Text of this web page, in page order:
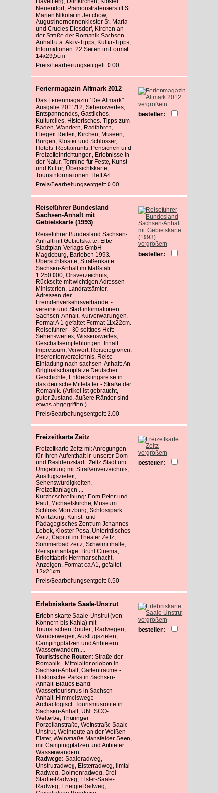
Neuendorf, Prämonstratenserstift St.
Marien Nikolai in Jerichow,
Augustinernonnenkloster St. Maria
und Crucies Diesdorf, Kirchen an
der Straße der Romanik Sachsen-
Anhalt u.a. Aktiv-Tipps, Kultur-Tipps,
Informationen. 22 Seiten im Format
14x29,5cm
Preis/Bearbeitungsentgelt: 0.00
Ferienmagazin Altmark 2012
Das Ferienmagazin "Die Altmark"
Ausgabe 2011/12, Sehenswertes,
Entspannendes, Gastliches,
Kulturelles, Historisches. Tipps zum
Baden, Wandern, Radfahren,
Fliegen Reiten, Kirchen, Museen,
Burgen, Klöster und Schlösser,
Hotels, Restaurants, Pensionen und
Freizeiteinrichtungen, Erlebnisse in
der Natur, Termine für Feste, Kunst
und Kultur, Übersichtskarte,
Tourisinformationen. Heft A4
Preis/Bearbeitungsentgelt: 0.00
vergrößern
bestellen:
Reiseführer Bundesland
Sachsen-Anhalt mit
Gebietskarte (1993)
Reiseführer Bundesland Sachsen-
Anhalt mit Gebietskarte. Elbe-
Stadtplan-Verlags GmbH
Magdeburg, Barleben 1993.
Übersichtskarte, Straßenkarte
Sachsen-Anhalt im Maßstab
1:250.000, Ortsverzeichnis,
Rückseite mit wichtigen Adressen
Ministerien, Landratsämter,
Adressen der
Fremdenverkehrsverbände, -
vereine und Stadtinformationen
Sachsen-Anhalt, Kurverwaltungen.
Format A 1 gefaltet Format 11x22cm.
Reiseführer - 30 seitiges Heft:
Sehenswertes, Wissenswertes,
Geschäftsempfehlungen. Inhalt:
Impressum, Vorwort, Reiseregionen,
Inserentenverzeichnis, Reise -
Einladung nach sachsen-Anhalt: An
Originalschauplätze Deutscher
Geschichte, Entdeckungsreise in
das deutsche Mittelalter - Straße der
Romanik. (Artikel ist gebraucht,
guter Zustand, äußere Ränder sind
etwas abgegriffen.)
Preis/Bearbeitungsentgelt: 2.00
vergrößern
bestellen:
Freizeitkarte Zeitz
Freizeitkarte Zeitz mit Anregungen
für Ihren Aufenthalt in unserer Dom-
und Residenzstadt. Zeitz Stadt und
Umgebung mit Straßenverzeichnis,
Ausflugszielen,
Sehenswürdigkeiten,
Freizeitanlagen ...
Kurzbeschreibung: Dom Peter und
Paul, Michaelskirche, Museum
Schloss Moritzburg, Schlosspark
Moritzburg, Kunst- und
Pädagogisches Zentrum Johannes
Lebek, Kloster Posa, Unterirdisches
Zeitz, Capitol im Theater Zeitz,
Sommerbad Zeitz, Schwimmhalle,
Reitsportanlage, Brühl Cinema,
Brikettfabrik Herrmanschacht,
Anzeigen. Format ca A1, gefaltet
12x21cm
Preis/Bearbeitungsentgelt: 0.50
vergrößern
bestellen:
Erlebniskarte Saale-Unstrut
Erlebniskarte Saale-Unstrut (von
Könnern bis Kahla) mit
Touristischen Routen, Radwegen,
Wanderwegen, Ausflugszielen,
Campingplätzen und Anbietern
Wasserwandern....
Touristische Routen: Straße der
Romanik - Mittelalter erleben in
Sachsen-Anhalt, Gartenträume -
Historische Parks in Sachsen-
Anhalt, Blaues Band -
Wassertourismus in Sachsen-
Anhalt, Himmelswege-
Archäologisch Tourismusroute in
Sachsen-Anhalt, UNESCO-
Welterbe, Thüringer
Porzellanstraße, Weinstraße Saale-
Unstrut, Weinroute an der Weißen
Elster, Weinstraße Mansfelder Seen,
mit Campingplätzen und Anbieter
Wasserwandern.
Radwege: Saaleradweg,
Unstrutradweg, Elsterradweg, Ilmtal-
Radweg, Dolmenradweg, Drei-
Städte-Radweg, Elster-Saale-
Radweg, EnergieRadweg,
vergrößern
bestellen: